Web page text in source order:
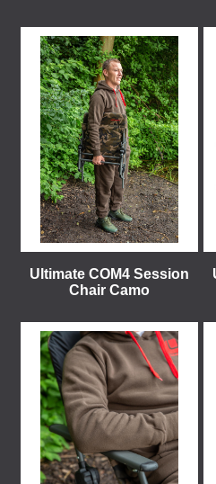
Ultimate COM4 Session
Chair Camo